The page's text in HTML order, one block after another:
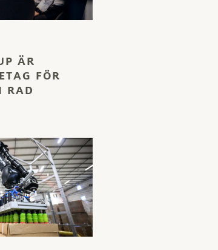
ÄR
FÖR
RAD